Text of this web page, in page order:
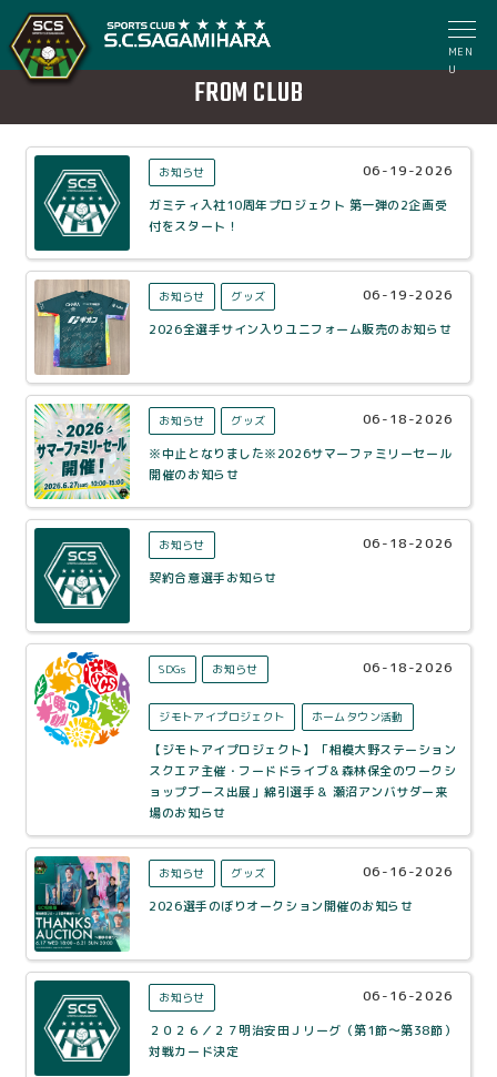
MEN
U
FROM CLUB
06-19-2026
お知らせ
ガミティ入社10周年プロジェクト 第一弾の2企画受
付をスタート！
06-19-2026
お知らせ グッズ
2026全選手サイン入りユニフォーム販売のお知らせ
06-18-2026
お知らせ グッズ
※中止となりました※2026サマーファミリーセール
開催のお知らせ
06-18-2026
お知らせ
契約合意選手お知らせ
06-18-2026
SDGs お知らせ
ジモトアイプロジェクト ホームタウン活動
【ジモトアイプロジェクト】「相模大野ステーション
スクエア主催・フードドライブ＆森林保全のワークシ
ョップブース出展」綿引選手＆ 瀬沼アンバサダー来
場のお知らせ
06-16-2026
お知らせ グッズ
2026選手のぼりオークション開催のお知らせ
06-16-2026
お知らせ
２０２６／２７明治安田Ｊリーグ（第1節～第38節）
対戦カード決定